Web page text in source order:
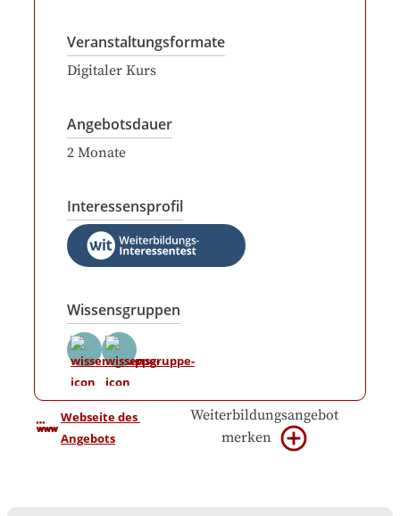
Veranstaltungsformate
Digitaler Kurs
Angebotsdauer
2 Monate
Interessensprofil
Wissensgruppen
Webseite des
Angebots
Weiterbildungsangebot
merken